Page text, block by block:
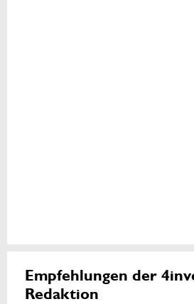
Empfehlungen der
Redaktion